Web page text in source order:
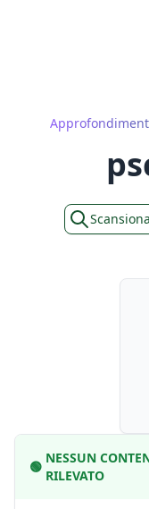
🟢
NESSUN
RILEVATO